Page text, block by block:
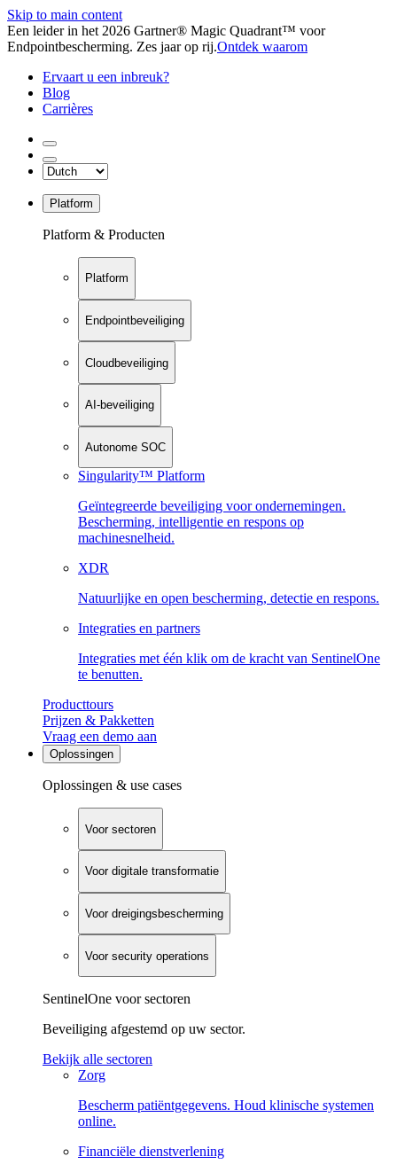
Skip to main content
Een leider in het 2026 Gartner® Magic Quadrant™ voor
Endpointbescherming. Zes jaar op rij.Ontdek waarom
Ervaart u een inbreuk?
Blog
Carrières
Platform
Platform & Producten
Platform
Endpointbeveiliging
Cloudbeveiliging
AI-beveiliging
Autonome SOC
Singularity™ Platform
Geïntegreerde beveiliging voor ondernemingen.
Bescherming, intelligentie en respons op
machinesnelheid.
XDR
Natuurlijke en open bescherming, detectie en respons.
Integraties en partners
Integraties met één klik om de kracht van SentinelOne
te benutten.
Producttours
Prijzen & Pakketten
Vraag een demo aan
Oplossingen
Oplossingen & use cases
Voor sectoren
Voor digitale transformatie
Voor dreigingsbescherming
Voor security operations
SentinelOne voor sectoren
Beveiliging afgestemd op uw sector.
Bekijk alle sectoren
Zorg
Bescherm patiëntgegevens. Houd klinische systemen
online.
Financiële dienstverlening